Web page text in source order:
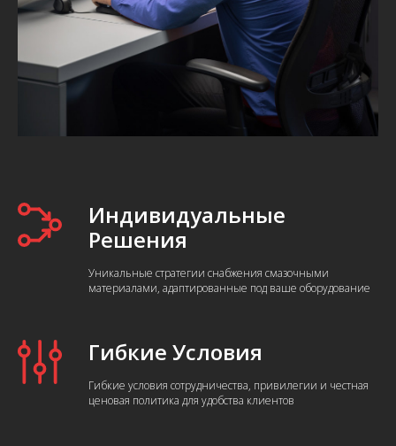
Индивидуальные
Решения
Уникальные стратегии снабжения смазочными
материалами, адаптированные под ваше оборудование
Гибкие Условия
Гибкие условия сотрудничества, привилегии и честная
ценовая политика для удобства клиентов